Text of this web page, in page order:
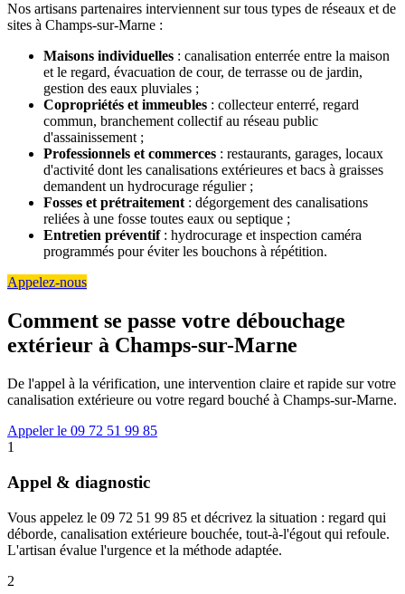
Nos artisans partenaires interviennent sur tous types de réseaux et de
sites à Champs-sur-Marne :
Maisons individuelles : canalisation enterrée entre la maison
et le regard, évacuation de cour, de terrasse ou de jardin,
gestion des eaux pluviales ;
Copropriétés et immeubles : collecteur enterré, regard
commun, branchement collectif au réseau public
d'assainissement ;
Professionnels et commerces : restaurants, garages, locaux
d'activité dont les canalisations extérieures et bacs à graisses
demandent un hydrocurage régulier ;
Fosses et prétraitement : dégorgement des canalisations
reliées à une fosse toutes eaux ou septique ;
Entretien préventif: hydrocurage et inspection caméra
programmés pour éviter les bouchons à répétition.
Appelez-nous
Comment se passe votre débouchage
extérieur à Champs-sur-Marne
De l'appel à la vérification, une intervention claire et rapide sur votre
canalisation extérieure ou votre regard bouché à Champs-sur-Marne.
Appeler le 09 72 51 99 85
1
Appel & diagnostic
Vous appelez le 09 72 51 99 85 et décrivez la situation : regard qui
déborde, canalisation extérieure bouchée, tout-à-l'égout qui refoule.
L'artisan évalue l'urgence et la méthode adaptée.
2